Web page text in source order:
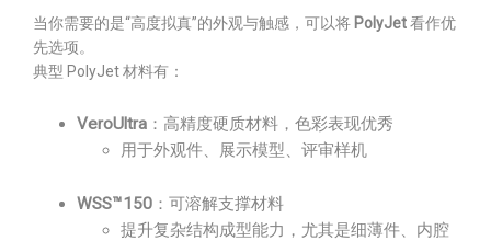
当你需要的是“高度拟真”的外观与触感，可以将 PolyJet看作优
先选项。
典型 PolyJet 材料有：
VeroUltra ：高精度硬质材料，色彩表现优秀
用于外观件、展示模型、评审样机
WSS™150 ：可溶解支撑材料
提升复杂结构成型能力，尤其是细薄件、内腔